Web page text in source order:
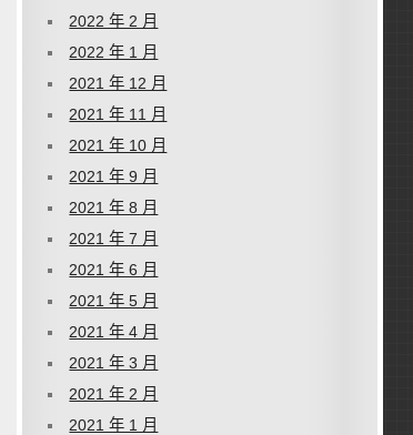
2022 年 2 月
2022 年 1 月
2021 年 12 月
2021 年 11 月
2021 年 10 月
2021 年 9 月
2021 年 8 月
2021 年 7 月
2021 年 6 月
2021 年 5 月
2021 年 4 月
2021 年 3 月
2021 年 2 月
2021 年 1 月